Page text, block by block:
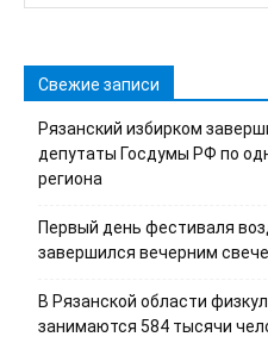
Свежие записи
Рязанский избирком
депутаты Госдумы РФ по
региона
Первый день фестиваля
завершился вечерним
В Рязанской области
занимаются 584 тысячи